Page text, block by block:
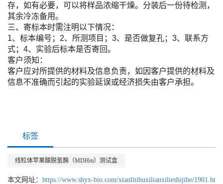
存，如有必要，可以将样品浓缩干燥。分装后一份待检测，
其余冷冻备用。
三、寄标本时需注明以下情况：
1、标本编号；2、所测项目；3、是否做复孔；3、联系方
式；4、实验后标本是否寄回。
客户须知：
客户应对所提供的材料及信息负责，如因客户提供的材料及
信息不准确而引起的实验延误或经济损失由客户承担。
标签
线粒体苹果酸脱氢酶（MDHm）测试盒
本文网址： https://www.shyx-bio.com/xianlitihuxilianxilieshijihe/1901.ht